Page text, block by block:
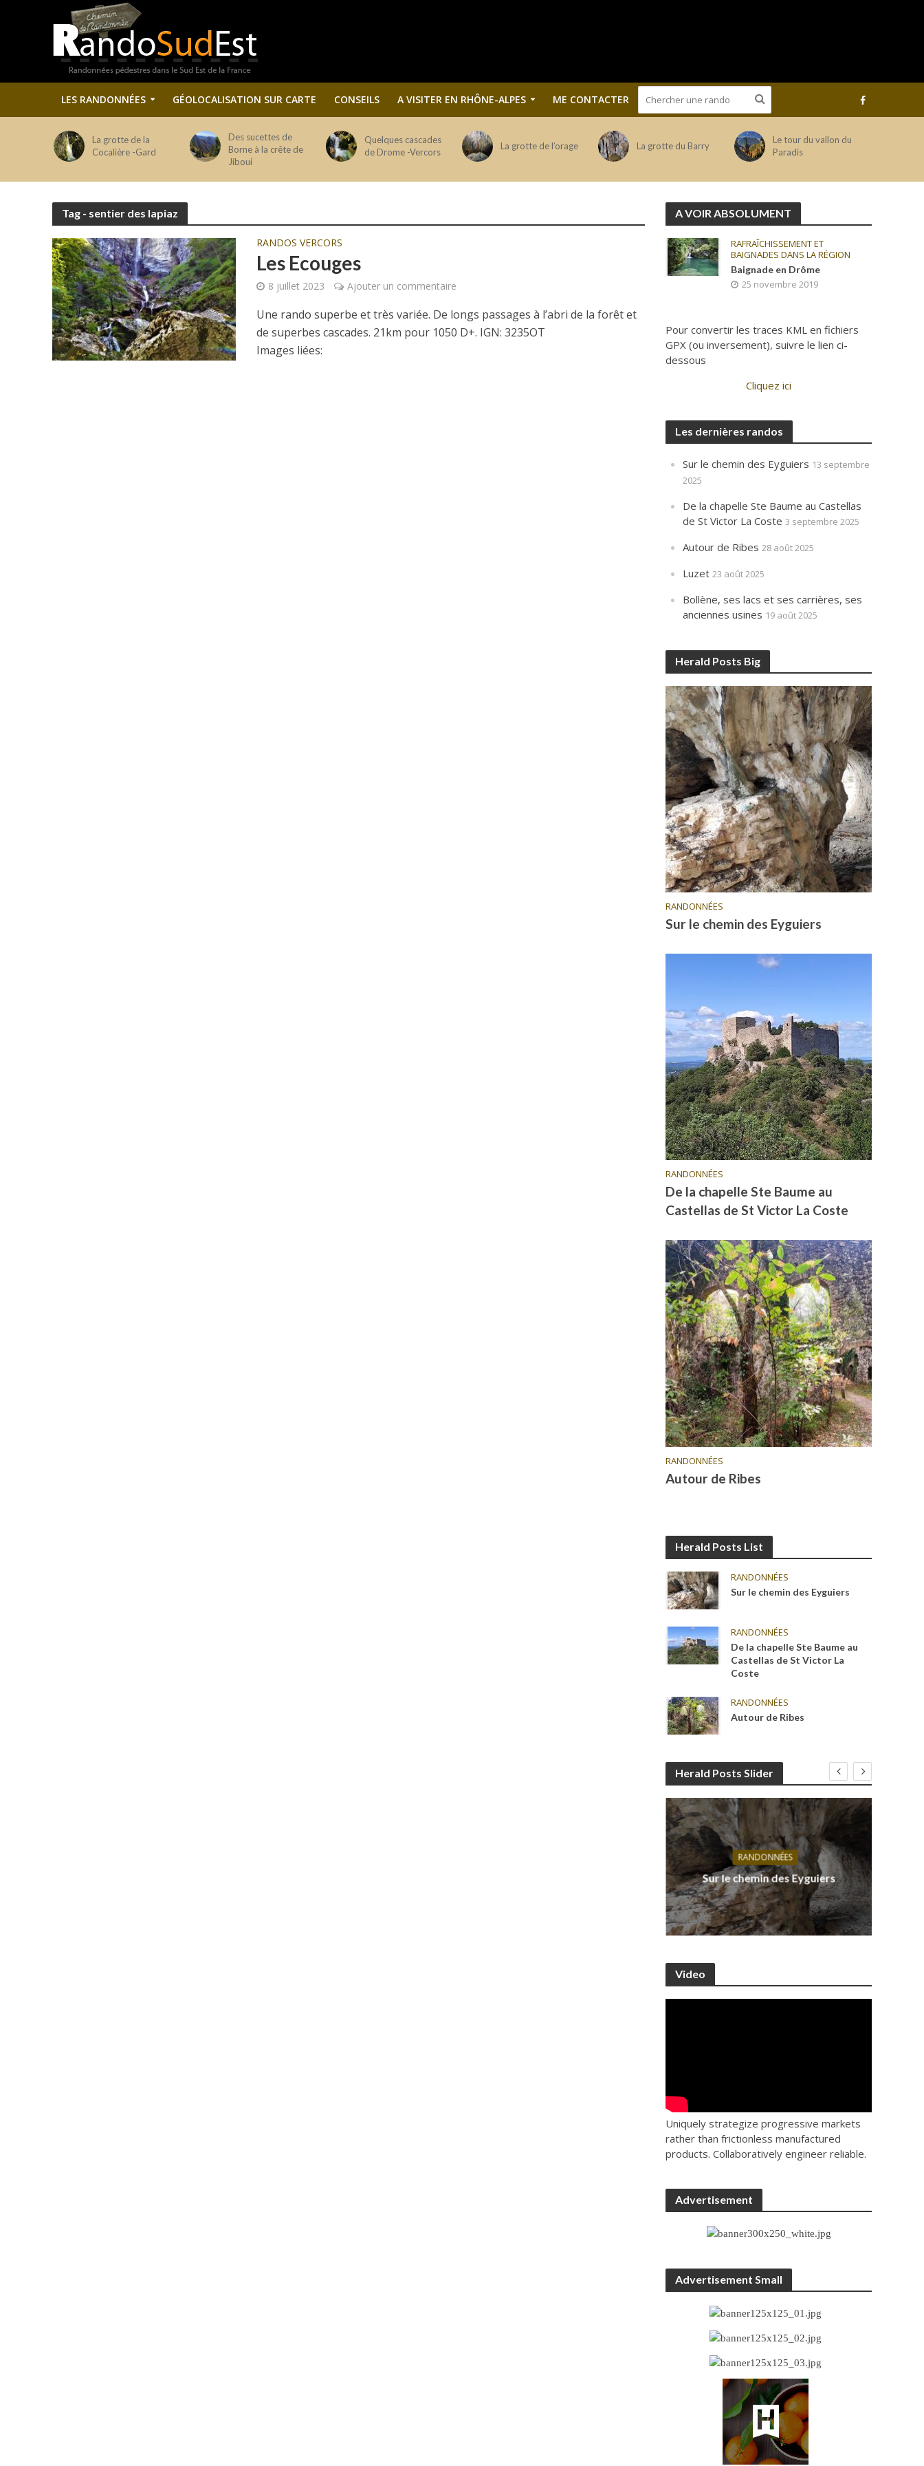
LES RANDONNÉES GÉOLOCALISATION SUR CARTE CONSEILS A VISITER EN RHÔNE-ALPES ME CONTACTER
La grotte de la
Cocalière -Gard
Des sucettes de
Borne à la crête de
Jiboui
Quelques cascades
de Drome -Vercors
La grotte de l’orage La grotte du Barry
Le tour du vallon du
Paradis
Tag - sentier des lapiaz
RANDOS VERCORS
Les Ecouges
8 juillet 2023 Ajouter un commentaire
Une rando superbe et très variée. De longs passages à l’abri de la forêt et
de superbes cascades. 21km pour 1050 D+. IGN: 3235OT
Images liées:
A VOIR ABSOLUMENT
RAFRAÎCHISSEMENT ET
BAIGNADES DANS LA RÉGION
Baignade en Drôme
25 novembre 2019
Pour convertir les traces KML en fichiers
GPX (ou inversement), suivre le lien ci-
dessous
Cliquez ici
Les dernières randos
Sur le chemin des Eyguiers 13 septembre
2025
De la chapelle Ste Baume au Castellas
de St Victor La Coste 3 septembre 2025
Autour de Ribes 28 août 2025
Luzet 23 août 2025
Bollène, ses lacs et ses carrières, ses
anciennes usines 19 août 2025
Herald Posts Big
RANDONNÉES
Sur le chemin des Eyguiers
RANDONNÉES
De la chapelle Ste Baume au
Castellas de St Victor La Coste
RANDONNÉES
Autour de Ribes
Herald Posts List
RANDONNÉES
Sur le chemin des Eyguiers
RANDONNÉES
De la chapelle Ste Baume au
Castellas de St Victor La
Coste
RANDONNÉES
Autour de Ribes
Herald Posts Slider
RANDONNÉES
Sur le chemin des Eyguiers
Video
Uniquely strategize progressive markets
rather than frictionless manufactured
products. Collaboratively engineer reliable.
Advertisement
Advertisement Small